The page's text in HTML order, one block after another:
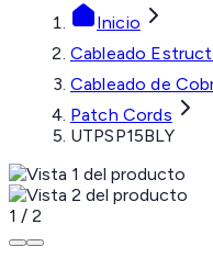
Inicio
Cableado
Cableado de
Patch Cords
UTPSP15BLY
1 / 2